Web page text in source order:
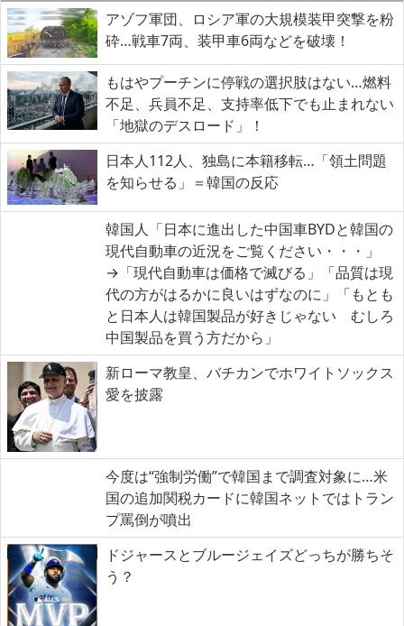
アゾフ軍団、ロシア軍の大規模装甲突撃を粉
砕…戦車7両、装甲車6両などを破壊！
もはやプーチンに停戦の選択肢はない…燃料
不足、兵員不足、支持率低下でも止まれない
「地獄のデスロード」！
日本人112人、独島に本籍移転…「領土問題
を知らせる」＝韓国の反応
韓国人「日本に進出した中国車BYDと韓国の
現代自動車の近況をご覧ください・・・」
→「現代自動車は価格で滅びる」「品質は現
代の方がはるかに良いはずなのに」「もとも
と日本人は韓国製品が好きじゃない むしろ
中国製品を買う方だから」
新ローマ教皇、バチカンでホワイトソックス
愛を披露
今度は“強制労働”で韓国まで調査対象に…米
国の追加関税カードに韓国ネットではトラン
プ罵倒が噴出
ドジャースとブルージェイズどっちが勝ちそ
う？